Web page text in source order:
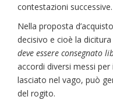
contestazioni successive.
Nella proposta
decisivo e cioè la
deve essere consegnato
accordi diversi messi
lasciato nel vago, può
del rogito.